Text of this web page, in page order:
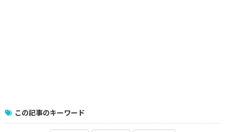
この記事のキーワード